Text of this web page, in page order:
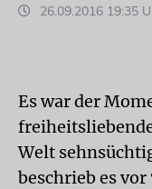
26.09.2016 19:35
Es war der
Welt
beschrieb es